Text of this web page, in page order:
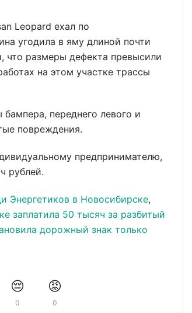
Leopard ехал по
угодила в яму длиной почти
размеры дефекта превысили
на этом участке трассы
переднего левого и
повреждения.
предпринимателю,
рублей.
Энергетиков в Новосибирске,
заплатила 50 тысяч за разбитый
дорожный знак только
😔
0
😡
0